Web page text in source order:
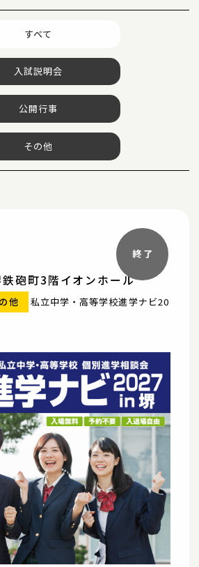
すべて
入試説明会
公開行事
その他
砲町3階イオンホール
他
私立中学・高等学校進学ナビ20